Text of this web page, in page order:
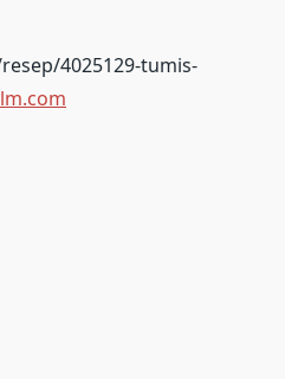
4025129-tumis-